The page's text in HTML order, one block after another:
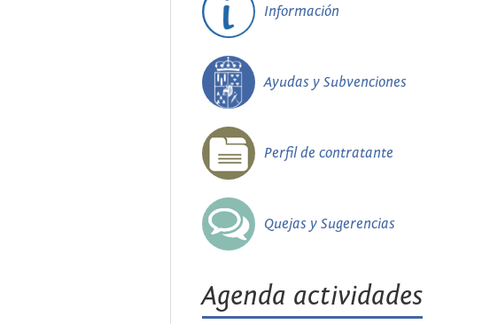
Información
Ayudas y Subvenciones
Perfil de contratante
Quejas y Sugerencias
Agenda actividades